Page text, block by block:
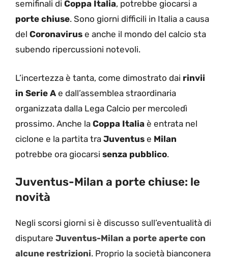
semifinali di Coppa Italia, potrebbe giocarsi a
porte chiuse. Sono giorni difficili in Italia a causa
del Coronavirus e anche il mondo del calcio sta
subendo ripercussioni notevoli.
L’incertezza è tanta, come dimostrato dai rinvii
in Serie A e dall’assemblea straordinaria
organizzata dalla Lega Calcio per mercoledì
prossimo. Anche la Coppa Italia è entrata nel
ciclone e la partita tra Juventus e Milan
potrebbe ora giocarsi senza pubblico.
Juventus-Milan a porte chiuse: le
novità
Negli scorsi giorni si è discusso sull’eventualità di
disputare Juventus-Milan a porte aperte con
alcune restrizioni. Proprio la società bianconera